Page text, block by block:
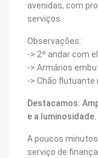
avenidas, com
serviços.
Observações:
-> 2º andar com
-> Armários
-> Chão flutuante
Destacamos:
e a luminosidade.
A poucos
serviço de